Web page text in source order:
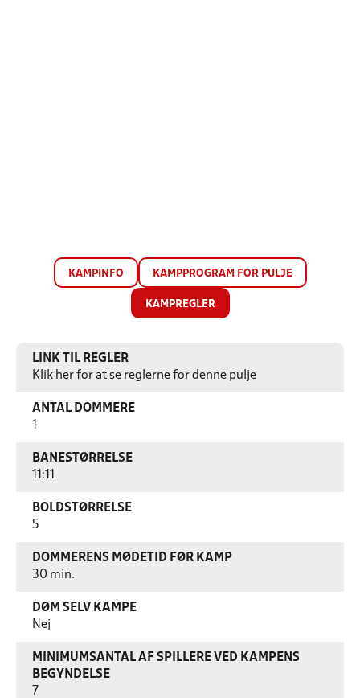
KAMPINFO KAMPPROGRAM FOR PULJE
KAMPREGLER
LINK TIL REGLER
Klik her for at se reglerne for denne pulje
ANTAL DOMMERE
BANESTØRRELSE
11:11
BOLDSTØRRELSE
5
DOMMERENS MØDETID FØR KAMP
30 min.
DØM SELV KAMPE
Nej
MINIMUMSANTAL AF SPILLERE VED KAMPENS
BEGYNDELSE
7